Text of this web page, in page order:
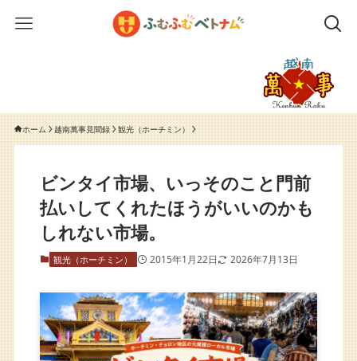
ホーム 越南萬事見聞録 観光（ホーチミン）
ビンタイ市場、いっそのこと門前
払いしてくれたほうがいいのかも
しれない市場。
観光（ホーチミン） 2015年1月22日 2026年7月13日